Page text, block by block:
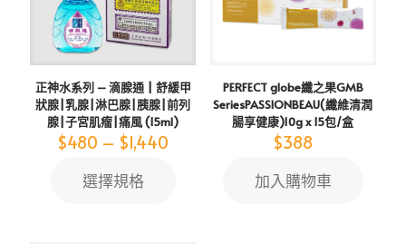
正神水系列 – 滴腺通 | 舒緩甲
狀腺|乳腺|淋巴腺|胰腺|前列
腺|子宮肌瘤|痛風 (15ml)
$480 – $1,440
選擇規格
PERFECT globe​​​​纖之果​​GMB
SeriesPASSIONBEAU(​​纖維清潤
腸享健康)10g x 15包/盒
$388
加入購物車